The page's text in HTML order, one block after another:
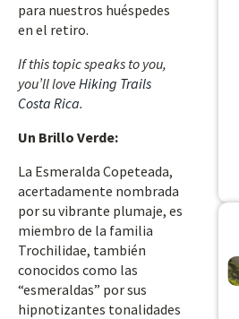
para nuestros huéspedes
en el retiro.
If this topic speaks to you,
you’ll love Hiking Trails
Costa Rica.
Un Brillo Verde:
La Esmeralda Copeteada,
acertadamente nombrada
por su vibrante plumaje, es
miembro de la familia
Trochilidae, también
conocidos como las
“esmeraldas” por sus
hipnotizantes tonalidades